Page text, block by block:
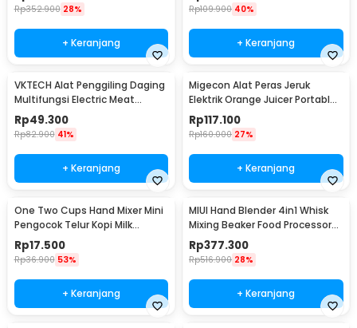
Rp352.900 28%
+ Keranjang
Rp109.900 40%
+ Keranjang
VKTECH Alat Penggiling Daging
Multifungsi Electric Meat
Grinder 350ml - MY-01
Rp49.300
Rp82.900 41%
+ Keranjang
Migecon Alat Peras Jeruk
Elektrik Orange Juicer Portable
400ml 45W - MDC1
Rp117.100
Rp160.000 27%
+ Keranjang
One Two Cups Hand Mixer Mini
Pengocok Telur Kopi Milk
Frother Battery - HMP40
Rp17.500
Rp36.900 53%
+ Keranjang
MIUI Hand Blender 4in1 Whisk
Mixing Beaker Food Processor
15000RPM - H1
Rp377.300
Rp516.900 28%
+ Keranjang